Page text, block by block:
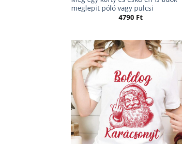
meglepit póló vagy pulcsi
4790 Ft